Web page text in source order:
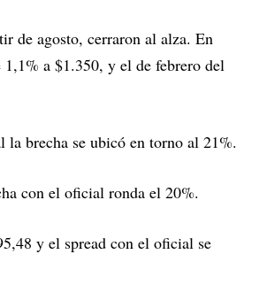
de agosto, cerraron al alza. En
a $1.350, y el de febrero del
la brecha se ubicó en torno al 21%.
con el oficial ronda el 20%.
y el spread con el oficial se